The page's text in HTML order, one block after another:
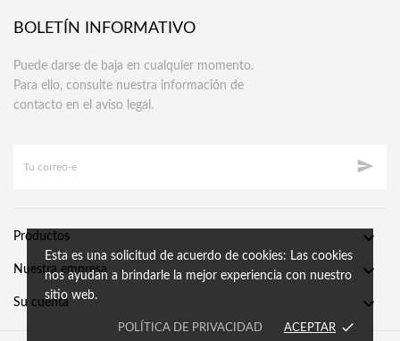
BOLETÍN INFORMATIVO
Puede darse de baja en cualquier momento.
Para ello, consulte nuestra información de
contacto en el aviso legal.

Productos 
Nuestra empresa 
Su cuenta 
Esta es una solicitud de acuerdo de cookies: Las cookies
nos ayudan a brindarle la mejor experiencia con nuestro
sitio web.
POLÍTICA DE PRIVACIDAD ACEPTAR done